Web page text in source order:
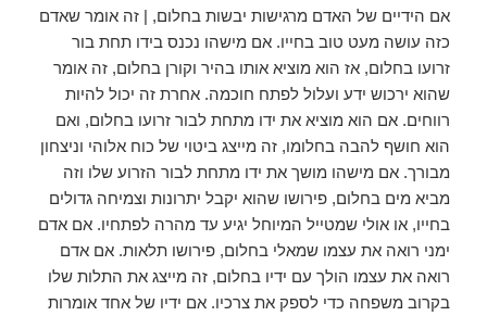
אם הידיים של האדם מרגישות יבשות בחלום, | זה אומר שאדם
כזה עושה מעט טוב בחייו. אם מישהו נכנס בידו תחת בור
זרועו בחלום, אז הוא מוציא אותו בהיר וקורן בחלום, זה אומר
שהוא ירכוש ידע ועלול לפתח חוכמה. אחרת זה יכול להיות
רווחים. אם הוא מוציא את ידו מתחת לבור זרועו בחלום, ואם
הוא חושף להבה בחלומו, זה מייצג ביטוי של כוח אלוהי וניצחון
מבורך. אם מישהו מושך את ידו מתחת לבור הזרוע שלו וזה
מביא מים בחלום, פירושו שהוא יקבל יתרונות וצמיחה גדולים
בחייו, או אולי שמטייל המיוחל יגיע עד מהרה לפתחיו. אם אדם
ימני רואה את עצמו שמאלי בחלום, פירושו תלאות. אם אדם
רואה את עצמו הולך עם ידיו בחלום, זה מייצג את התלות שלו
בקרוב משפחה כדי לספק את צרכיו. אם ידיו של אחד אומרות